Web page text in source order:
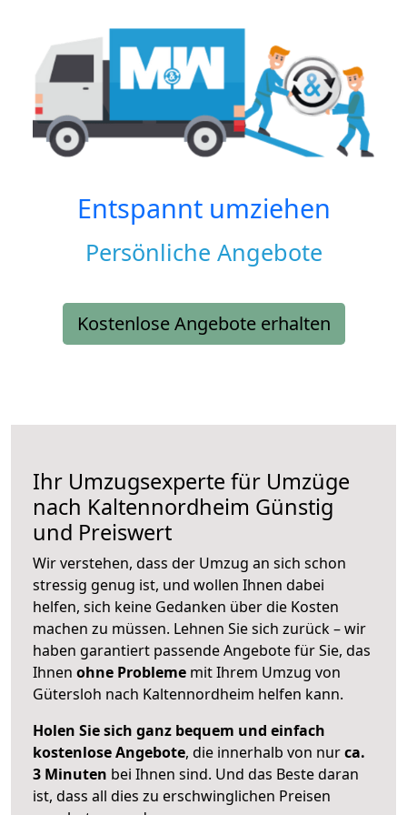
Entspannt umziehen
Persönliche Angebote
Kostenlose Angebote erhalten
Ihr Umzugsexperte für Umzüge
nach Kaltennordheim Günstig
und Preiswert
Wir verstehen, dass der Umzug an sich schon
stressig genug ist, und wollen Ihnen dabei
helfen, sich keine Gedanken über die Kosten
machen zu müssen. Lehnen Sie sich zurück – wir
haben garantiert passende Angebote für Sie, das
Ihnen ohne Probleme mit Ihrem Umzug von
Gütersloh nach Kaltennordheim helfen kann.
Holen Sie sich ganz bequem und einfach
kostenlose Angebote, die innerhalb von nurca.
3 Minuten bei Ihnen sind. Und das Beste daran
ist, dass all dies zu erschwinglichen Preisen